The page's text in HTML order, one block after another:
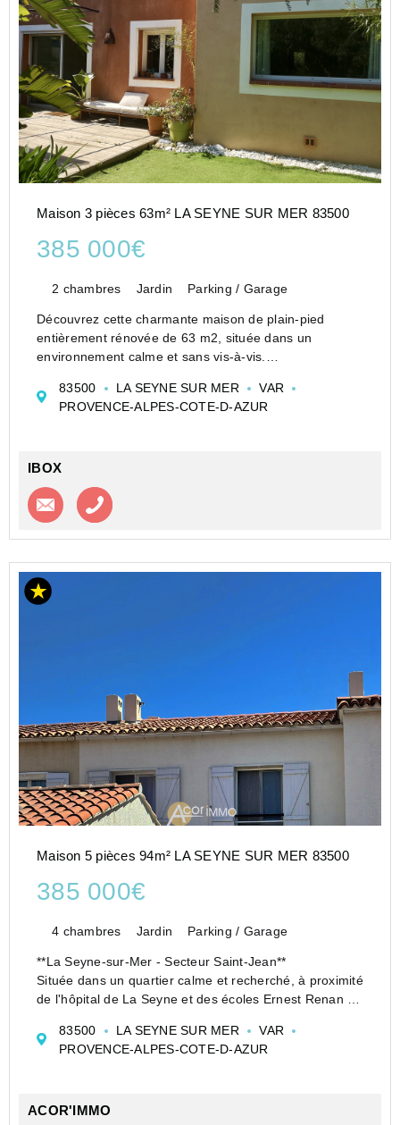
Maison 3 pièces 63m² LA SEYNE SUR MER 83500
385 000€
2 chambres Jardin Parking / Garage
Découvrez cette charmante maison de plain-pied
entièrement rénovée de 63 m2, située dans un
environnement calme et sans vis-à-vis.
un séjour lumineux avec cuisine ouverte, une chambre
ainsi qu'un...
83500 LA SEYNE SUR MER
VAR
PROVENCE-ALPES-COTE-D-AZUR
IBOX
Contacter l'agence
Maison 5 pièces 94m² LA SEYNE SUR MER 83500
385 000€
4 chambres Jardin Parking / Garage
**La Seyne-sur-Mer - Secteur Saint-Jean**
Située dans un quartier calme et recherché, à proximité
de l'hôpital de La Seyne et des écoles Ernest Renan et
mitoyenne avec espace extérieur et terrasse.
D&#...
83500 LA SEYNE SUR MER
VAR
PROVENCE-ALPES-COTE-D-AZUR
ACOR'IMMO